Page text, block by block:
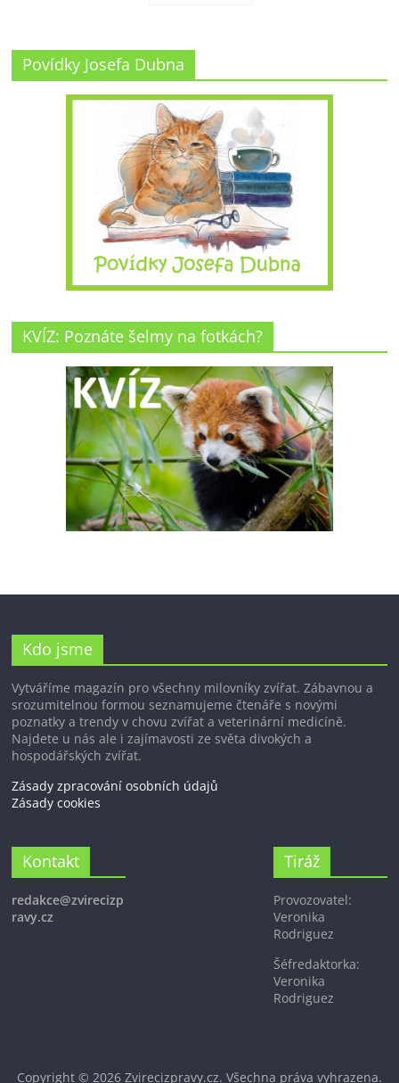
Povídky Josefa Dubna
KVÍZ: Poznáte šelmy na fotkách?
Kdo jsme
Vytváříme magazín pro všechny milovníky zvířat. Zábavnou a
srozumitelnou formou seznamujeme čtenáře s novými
poznatky a trendy v chovu zvířat a veterinární medicíně.
Najdete u nás ale i zajímavosti ze světa divokých a
hospodářských zvířat.
Zásady zpracování osobních údajů
Zásady cookies
Kontakt
redakce@zvirecizp
ravy.cz
Tiráž
Provozovatel:
Veronika
Rodriguez
Šéfredaktorka:
Veronika
Rodriguez
Copyright © 2026 Zvirecizpravy.cz. Všechna práva vyhrazena.